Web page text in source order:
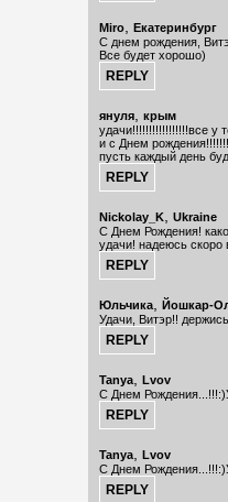
Miro, Екатеринбург
С днем рождения,
Все будет хорошо)
януля, крым
удачи!!!!!!!!!!!!!!!!!все у
и с Днем
пусть каждый день
Nickolay_K, Ukraine
С Днем Рождения!
удачи! надеюсь скоро
Юльчика, Йошкар-
Удачи, Витэр!!
Tanya, Lvov
С Днем
Tanya, Lvov
С Днем